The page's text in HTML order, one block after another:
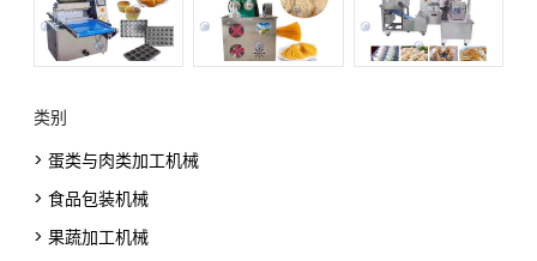
类别
> 蛋类与肉类加工机械
> 食品包装机械
> 果蔬加工机械